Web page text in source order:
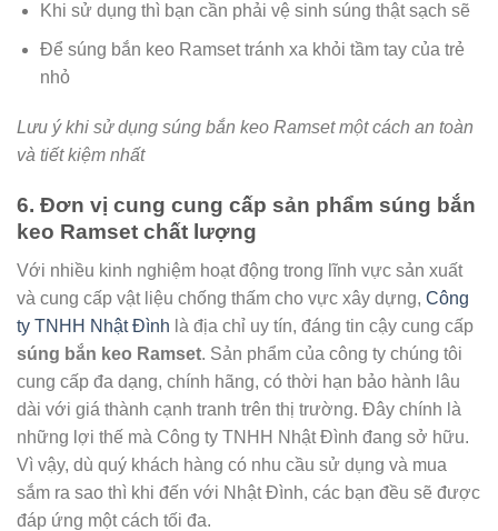
Khi sử dụng thì bạn cần phải vệ sinh súng thật sạch sẽ
Để súng bắn keo Ramset tránh xa khỏi tầm tay của trẻ
nhỏ
Lưu ý khi sử dụng súng bắn keo Ramset một cách an toàn
và tiết kiệm nhất
6. Đơn vị cung cung cấp sản phẩm súng bắn
keo Ramset chất lượng
Với nhiều kinh nghiệm hoạt động trong lĩnh vực sản xuất
và cung cấp vật liệu chống thấm cho vực xây dựng, Công
ty TNHH Nhật Đình là địa chỉ uy tín, đáng tin cậy cung cấp
súng bắn keo Ramset. Sản phẩm của công ty chúng tôi
cung cấp đa dạng, chính hãng, có thời hạn bảo hành lâu
dài với giá thành cạnh tranh trên thị trường. Đây chính là
những lợi thế mà Công ty TNHH Nhật Đình đang sở hữu.
Vì vậy, dù quý khách hàng có nhu cầu sử dụng và mua
sắm ra sao thì khi đến với Nhật Đình, các bạn đều sẽ được
đáp ứng một cách tối đa.